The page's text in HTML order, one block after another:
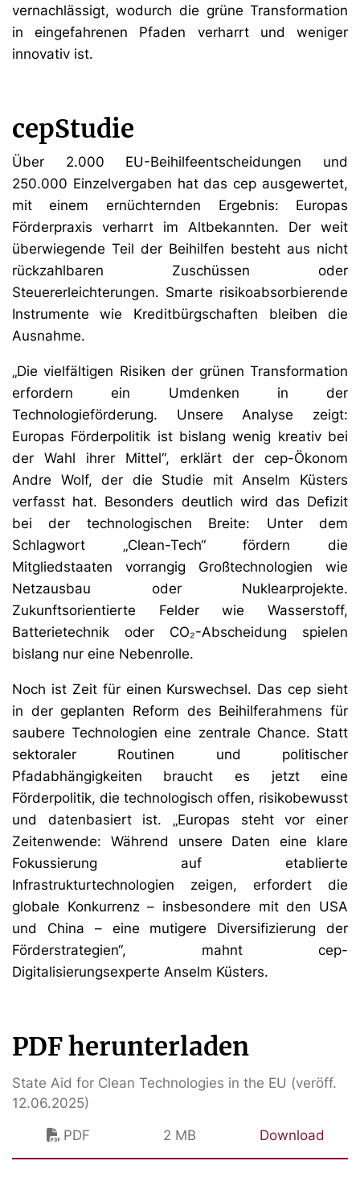
vernachlässigt, wodurch die grüne Transformation
in eingefahrenen Pfaden verharrt und weniger
innovativ ist.
cepStudie
Über 2.000 EU-Beihilfeentscheidungen und
250.000 Einzelvergaben hat das cep ausgewertet,
mit einem ernüchternden Ergebnis: Europas
Förderpraxis verharrt im Altbekannten. Der weit
überwiegende Teil der Beihilfen besteht aus nicht
rückzahlbaren Zuschüssen oder
Steuererleichterungen. Smarte risikoabsorbierende
Instrumente wie Kreditbürgschaften bleiben die
Ausnahme.
„Die vielfältigen Risiken der grünen Transformation
erfordern ein Umdenken in der
Technologieförderung. Unsere Analyse zeigt:
Europas Förderpolitik ist bislang wenig kreativ bei
der Wahl ihrer Mittel“, erklärt der cep-Ökonom
Andre Wolf, der die Studie mit Anselm Küsters
verfasst hat. Besonders deutlich wird das Defizit
bei der technologischen Breite: Unter dem
Schlagwort „Clean-Tech“ fördern die
Mitgliedstaaten vorrangig Großtechnologien wie
Netzausbau oder Nuklearprojekte.
Zukunftsorientierte Felder wie Wasserstoff,
Batterietechnik oder CO₂-Abscheidung spielen
bislang nur eine Nebenrolle.
Noch ist Zeit für einen Kurswechsel. Das cep sieht
in der geplanten Reform des Beihilferahmens für
saubere Technologien eine zentrale Chance. Statt
sektoraler Routinen und politischer
Pfadabhängigkeiten braucht es jetzt eine
Förderpolitik, die technologisch offen, risikobewusst
und datenbasiert ist. „Europas steht vor einer
Zeitenwende: Während unsere Daten eine klare
Fokussierung auf etablierte
Infrastrukturtechnologien zeigen, erfordert die
globale Konkurrenz – insbesondere mit den USA
und China – eine mutigere Diversifizierung der
Förderstrategien“, mahnt cep-
Digitalisierungsexperte Anselm Küsters.
PDF herunterladen
State Aid for Clean Technologies in the EU (veröff.
12.06.2025)
PDF
2 MB Download